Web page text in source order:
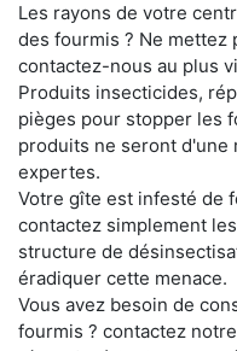
Les rayons de votre
des fourmis ? Ne
contactez-nous au plus
Produits insecticides,
pièges pour stopper les
produits ne seront
expertes.
Votre gîte est infesté de
contactez simplement
structure de
éradiquer cette menace.
Vous avez besoin de
fourmis ? contactez